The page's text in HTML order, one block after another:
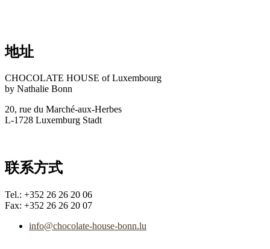
地址
CHOCOLATE HOUSE of Luxembourg
by Nathalie Bonn
20, rue du Marché-aux-Herbes
L-1728 Luxemburg Stadt
联系方式
Tel.: +352 26 26 20 06
Fax: +352 26 26 20 07
info@chocolate-house-bonn.lu